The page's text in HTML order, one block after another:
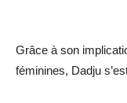
Grâce à son
féminines, Dadju